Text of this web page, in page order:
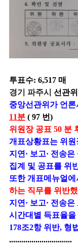
투표수: 6,517 매
경기 파주시 선관
중앙선관위가 언
11분 ( 97 번)
위원장 공표 50 분
개표상황표는 위
지연· 보고· 전송
집계 및 공표를 위
또한 개표메뉴얼
하는 직무를 위반
지연· 보고· 전송
시간대별 득표율을
178조2항 위반, 형
...............................